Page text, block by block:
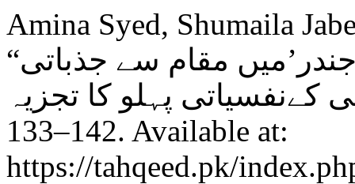
Amina Syed, Shumaila
“اختر رضا سلیمی کے ناول ‘جندر’میں مقام سے جذباتی
133–142. Available at:
https://tahqeed.pk/